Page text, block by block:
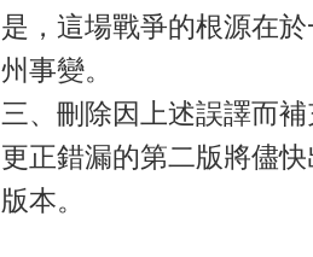
是，這場戰爭的根源在
州事變。
三、刪除因上述誤譯而
更正錯漏的第二版將儘
版本。